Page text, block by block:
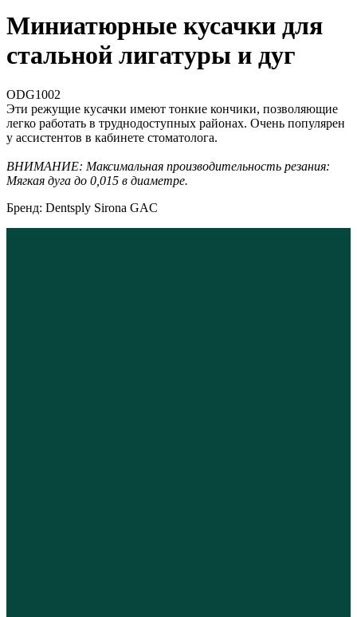
Миниатюрные кусачки для
стальной лигатуры и дуг
ODG1002
Эти режущие кусачки имеют тонкие кончики, позволяющие
легко работать в труднодоступных районах. Очень популярен
у ассистентов в кабинете стоматолога.
ВНИМАНИЕ: Максимальная производительность резания:
Мягкая дуга до 0,015 в диаметре.
Бренд: Dentsply Sirona GAC